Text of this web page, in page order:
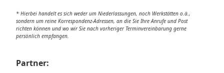
* Hierbei handelt es sich weder um Niederlassungen, noch Werkstätten o.ä.,
sondern um reine Korrespondenz-Adressen, an die Sie Ihre Anrufe und Post
richten können und wo wir Sie nach vorheriger Terminvereinbarung gerne
persönlich empfangen.
Partner: